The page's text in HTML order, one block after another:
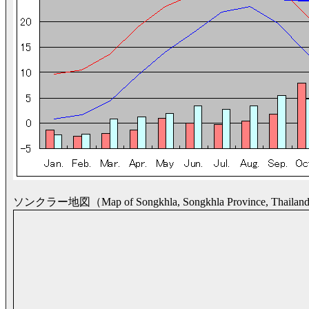
ソンクラー地図（Map of Songkhla, Songkhla Province,